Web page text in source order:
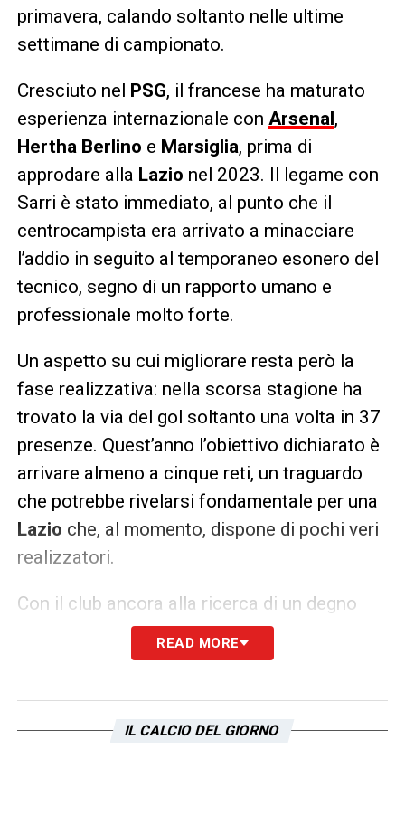
primavera, calando soltanto nelle ultime
settimane di campionato.
Cresciuto nel PSG, il francese ha maturato
esperienza internazionale con Arsenal,
Hertha Berlino e Marsiglia, prima di
approdare alla Lazio nel 2023. Il legame con
Sarri è stato immediato, al punto che il
centrocampista era arrivato a minacciare
l’addio in seguito al temporaneo esonero del
tecnico, segno di un rapporto umano e
professionale molto forte.
Un aspetto su cui migliorare resta però la
fase realizzativa: nella scorsa stagione ha
trovato la via del gol soltanto una volta in 37
presenze. Quest’anno l’obiettivo dichiarato è
arrivare almeno a cinque reti, un traguardo
che potrebbe rivelarsi fondamentale per una
Lazio che, al momento, dispone di pochi veri
realizzatori.
Con il club ancora alla ricerca di un degno
Luis Albertoe con la
consapevolezza che un profilo come quello
caratura internazionale rimasti in rosa. Il suo
READ MORE
IL CALCIO DEL GIORNO